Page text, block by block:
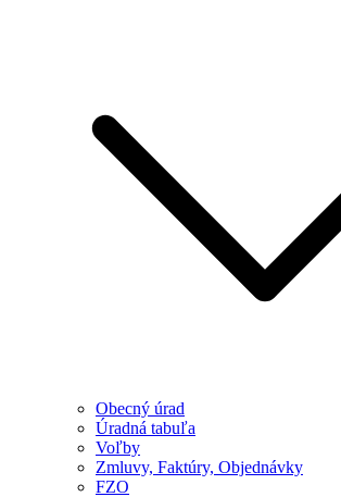
Obecný úrad
Úradná tabuľa
Voľby
Zmluvy, Faktúry, Objednávky
FZO